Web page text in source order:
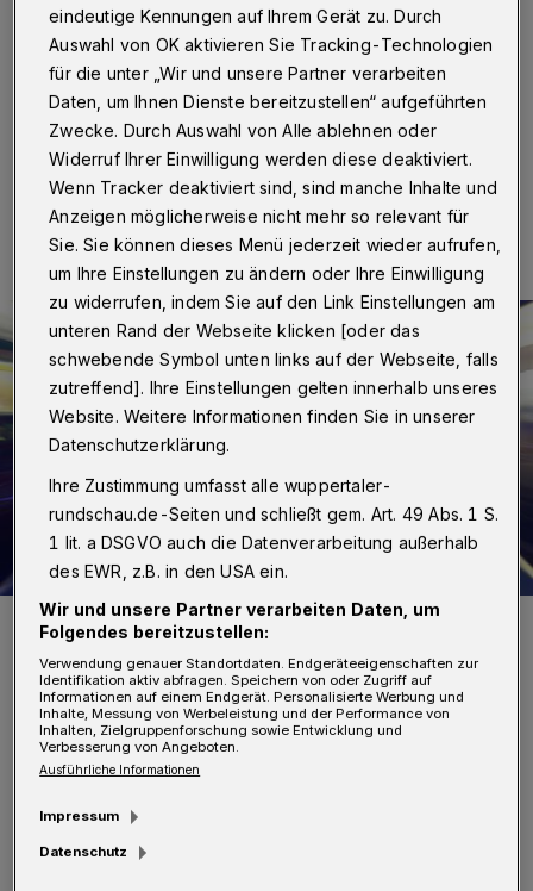
Wuppertal· Am Montag (10. Januar 2022) überfiel
ein bislang unbekannter Mann gegen 17.50 Uhr auf der
Straße Am Diek in Wuppertal-Wichlinghausen eine
Angestellte in einer Bäckerei.
11.01.2022 , 11:30 Uhr Eine Minute Lesezeit
Symbolfoto.
Foto: Polizei
eindeutige Kennungen auf Ihrem Gerät zu. Durch
Auswahl von OK aktivieren Sie Tracking-Technologien
für die unter „Wir und unsere Partner verarbeiten
Daten, um Ihnen Dienste bereitzustellen“ aufgeführten
Zwecke. Durch Auswahl von Alle ablehnen oder
Widerruf Ihrer Einwilligung werden diese deaktiviert.
Wenn Tracker deaktiviert sind, sind manche Inhalte und
Anzeigen möglicherweise nicht mehr so relevant für
Sie. Sie können dieses Menü jederzeit wieder aufrufen,
um Ihre Einstellungen zu ändern oder Ihre Einwilligung
zu widerrufen, indem Sie auf den Link Einstellungen am
unteren Rand der Webseite klicken [oder das
schwebende Symbol unten links auf der Webseite, falls
zutreffend]. Ihre Einstellungen gelten innerhalb unseres
Website. Weitere Informationen finden Sie in unserer
Datenschutzerklärung.
Ihre Zustimmung umfasst alle wuppertaler-
rundschau.de-Seiten und schließt gem. Art. 49 Abs. 1 S.
1 lit. a DSGVO auch die Datenverarbeitung außerhalb
des EWR, z.B. in den USA ein.
Wir und unsere Partner verarbeiten Daten, um
Folgendes bereitzustellen:
Verwendung genauer Standortdaten. Endgeräteeigenschaften zur
Identifikation aktiv abfragen. Speichern von oder Zugriff auf
Informationen auf einem Endgerät. Personalisierte Werbung und
Inhalte, Messung von Werbeleistung und der Performance von
Inhalten, Zielgruppenforschung sowie Entwicklung und
Verbesserung von Angeboten.
Ausführliche Informationen
Impressum
Datenschutz